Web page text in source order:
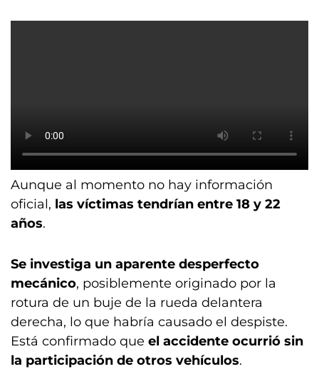
Aunque al momento no hay información
oficial, las víctimas tendrían entre 18 y 22
años.
Se investiga un aparente desperfecto
mecánico, posiblemente originado por la
rotura de un buje de la rueda delantera
derecha, lo que habría causado el despiste.
Está confirmado que el accidente ocurrió sin
la participación de otros vehículos.